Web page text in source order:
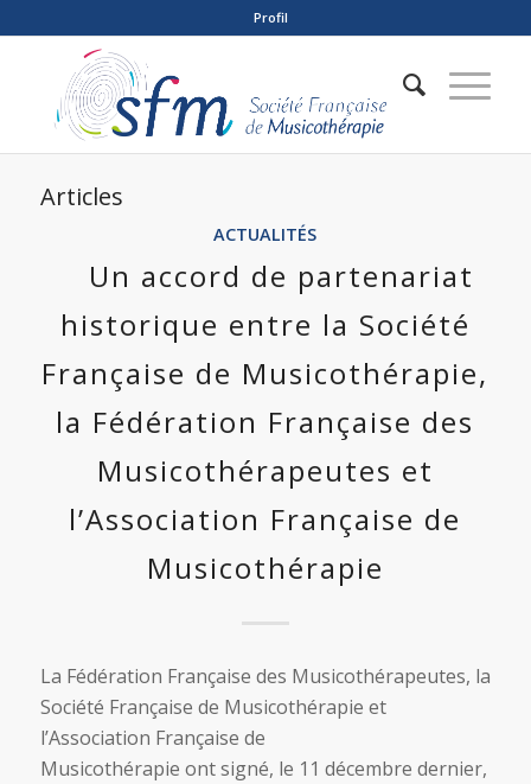
Profil
Articles
ACTUALITÉS
Un accord de partenariat
historique entre la Société
Française de Musicothérapie,
la Fédération Française des
Musicothérapeutes et
l’Association Française de
Musicothérapie
La Fédération Française des Musicothérapeutes, la
Société Française de Musicothérapie et
l’Association Française de
Musicothérapie ont signé, le 11 décembre dernier,